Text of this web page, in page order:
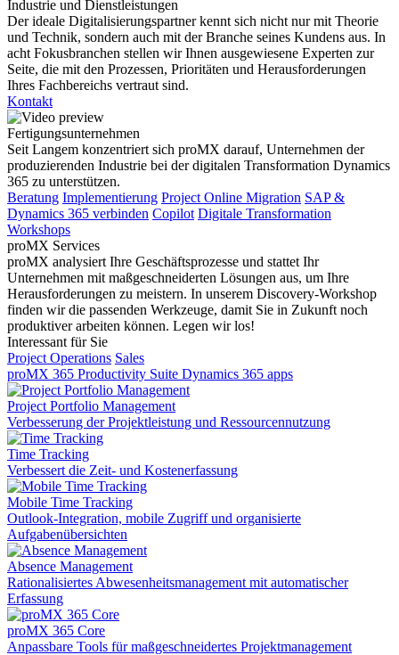
Industrie und Dienstleistungen
Der ideale Digitalisierungspartner kennt sich nicht nur mit Theorie
und Technik, sondern auch mit der Branche seines Kundens aus. In
acht Fokusbranchen stellen wir Ihnen ausgewiesene Experten zur
Seite, die mit den Prozessen, Prioritäten und Herausforderungen
Ihres Fachbereichs vertraut sind.
Kontakt
Fertigungsunternehmen
Seit Langem konzentriert sich proMX darauf, Unternehmen der
produzierenden Industrie bei der digitalen Transformation Dynamics
365 zu unterstützen.
Beratung Implementierung Project Online Migration SAP &
Dynamics 365 verbinden Copilot Digitale Transformation
Workshops
proMX Services
proMX analysiert Ihre Geschäftsprozesse und stattet Ihr
Unternehmen mit maßgeschneiderten Lösungen aus, um Ihre
Herausforderungen zu meistern. In unserem Discovery-Workshop
finden wir die passenden Werkzeuge, damit Sie in Zukunft noch
produktiver arbeiten können. Legen wir los!
Interessant für Sie
Project Operations Sales
proMX 365 Productivity Suite Dynamics 365 apps
Project Portfolio Management
Verbesserung der Projektleistung und Ressourcennutzung
Time Tracking
Verbessert die Zeit- und Kostenerfassung
Mobile Time Tracking
Outlook-Integration, mobile Zugriff und organisierte
Aufgabenübersichten
Absence Management
Rationalisiertes Abwesenheitsmanagement mit automatischer
Erfassung
proMX 365 Core
Anpassbare Tools für maßgeschneidertes Projektmanagement